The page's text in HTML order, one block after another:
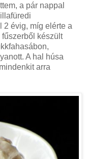
a pár nappal
2 évig, míg elérte a
fűszerből készült
A hal húsa
arra